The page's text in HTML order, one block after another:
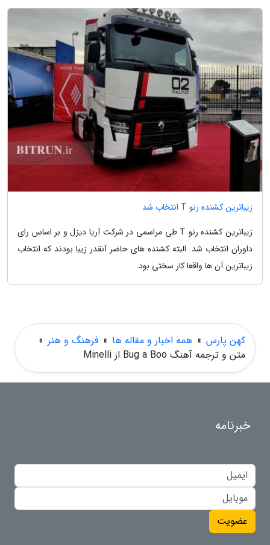
زیباترین کشنده رنو T انتخاب شد
زیباترین کشنده رنو T طی مراسمی در شرکت آریا دیزل و بر اساس رای
داوران انتخاب شد. البته کشنده های حاضر آنقدر زیبا بودند که انتخاب
زیباترین آن ها واقعا کار سختی بود.
کهن پارس » همه اخبار و مقاله ها » فرهنگ و هنر »
متن و ترجمه آهنگ Bug a Boo از Minelli
خبرنامه
عضویت